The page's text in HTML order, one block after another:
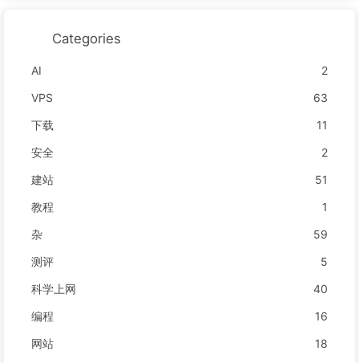
Categories
AI
2
VPS
63
下载
11
安全
2
建站
51
教程
1
杂
59
测评
5
科学上网
40
编程
16
网站
18